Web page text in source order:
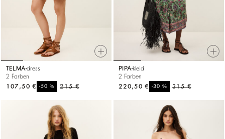
TELMA dress
2 Farben
215 €
-50%
107,50 €
PIPA kleid
2 Farben
315 €
-30%
220,50 €